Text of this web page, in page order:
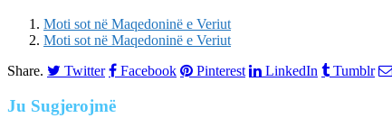
Moti sot në Maqedoninë e Veriut
Moti sot në Maqedoninë e Veriut
Share.
Twitter Facebook Pinterest LinkedIn Tumblr
Ju Sugjerojmë